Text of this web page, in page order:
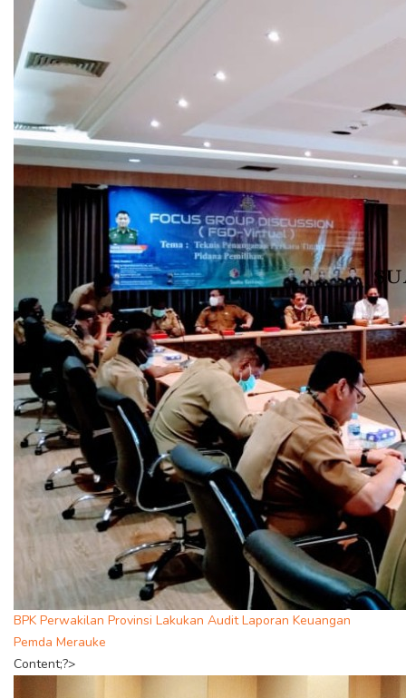
BPK Perwakilan Provinsi Lakukan Audit Laporan Keuangan
Pemda Merauke
Content;?>